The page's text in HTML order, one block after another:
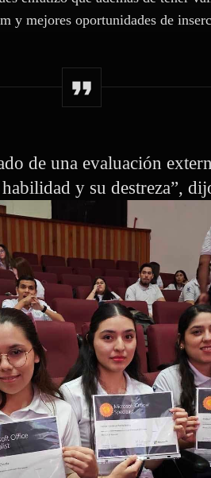
y mejores oportunidades de
de una evaluación
y su destreza”,